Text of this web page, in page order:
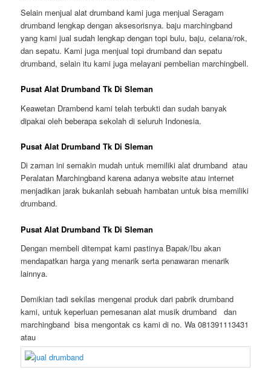
Selain menjual alat drumband kami juga menjual Seragam
drumband lengkap dengan aksesorisnya. baju marchingband
yang kami jual sudah lengkap dengan topi bulu, baju, celana/rok,
dan sepatu. Kami juga menjual topi drumband dan sepatu
drumband, selain itu kami juga melayani pembelian marchingbell.
Pusat Alat Drumband Tk Di Sleman
Keawetan Drambend kami telah terbukti dan sudah banyak
dipakai oleh beberapa sekolah di seluruh Indonesia.
Pusat Alat Drumband Tk Di Sleman
Di zaman ini semakin mudah untuk memiliki alat drumband atau
Peralatan Marchingband karena adanya website atau internet
menjadikan jarak bukanlah sebuah hambatan untuk bisa memiliki
drumband.
Pusat Alat Drumband Tk Di Sleman
Dengan membeli ditempat kami pastinya Bapak/Ibu akan
mendapatkan harga yang menarik serta penawaran menarik
lainnya.
Demikian tadi sekilas mengenai produk dari pabrik drumband
kami, untuk keperluan pemesanan alat musik drumband dan
marchingband bisa mengontak cs kami di no. Wa 081391113431
atau